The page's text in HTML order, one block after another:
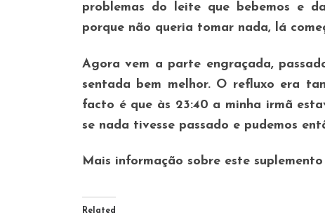
problemas do leite que bebemos e
porque não queria tomar nada, lá
Agora vem a parte engraçada,
sentada bem melhor. O refluxo era
facto é que às 23:40 a minha irmã
se nada tivesse passado e pudemos
Mais informação sobre este suplemento
Related